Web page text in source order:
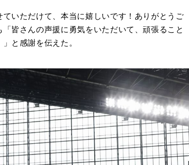
いただけて、本当に嬉しいです！ありがとうご
皆さんの声援に勇気をいただいて、頑張ること
と感謝を伝えた。